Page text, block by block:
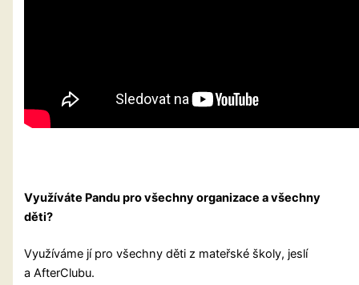
Využíváte Pandu pro všechny organizace a všechny
děti?
Využíváme jí pro všechny děti z mateřské školy, jeslí
a AfterClubu.